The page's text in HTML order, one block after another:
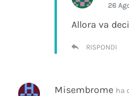
26
Allora va
RISPONDI
Misembrome ha